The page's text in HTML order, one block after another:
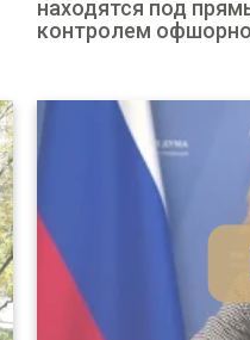
находятся под
контролем